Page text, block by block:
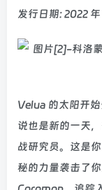
发行日期: 2022 年
Velua 的太阳开
说也是新的一天
战研究员。这是
秘的力量袭击了